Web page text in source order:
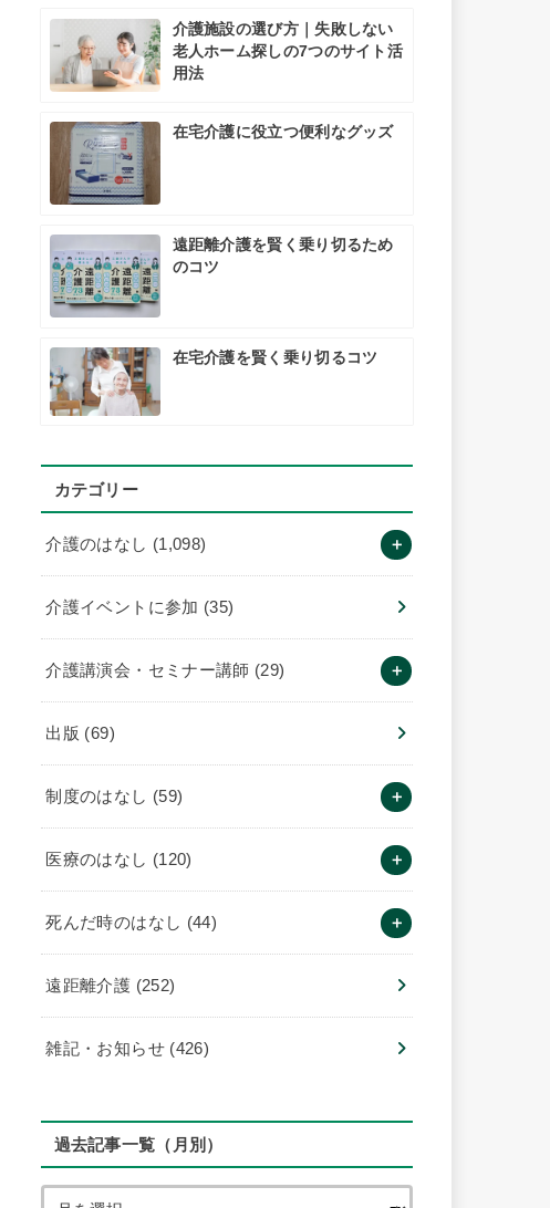
介護施設の選び方｜失敗しない
老人ホーム探しの7つのサイト活
用法
在宅介護に役立つ便利なグッズ
遠距離介護を賢く乗り切るため
のコツ
在宅介護を賢く乗り切るコツ
カテゴリー
介護のはなし (1,098)
介護イベントに参加 (35)
介護講演会・セミナー講師 (29)
出版 (69)
制度のはなし (59)
医療のはなし (120)
死んだ時のはなし (44)
遠距離介護 (252)
雑記・お知らせ (426)
過去記事一覧（月別）